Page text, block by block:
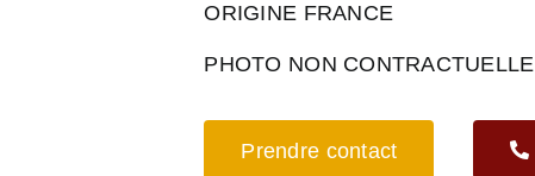
ORIGINE FRANCE
PHOTO NON CONTRACTUELLE
Prendre contact